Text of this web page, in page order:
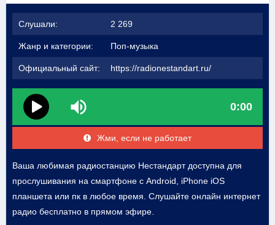
Слушали: 2 269
Жанр и категории: Поп-музыка
Официальный сайт: https://radionestandart.ru/
0:00
Жми, если не работает
Ваша любимая радиостанцию Нестандарт доступна для
прослушивания на смартфоне с Android, iPhone iOS
планшета или пк в любое время. Слушайте онлайн интернет
радио бесплатно в прямом эфире.